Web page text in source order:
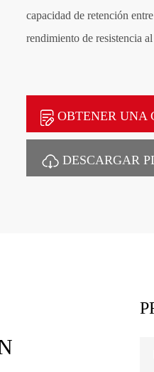
capacidad de retención
rendimiento de resistencia
OBTENER UNA
DESCARGAR